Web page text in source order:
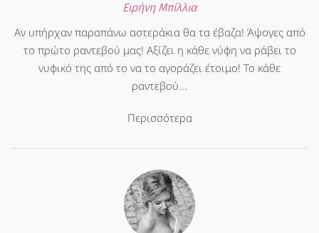
Ειρήνη Μπίλλια
Αν υπήρχαν παραπάνω αστεράκια θα τα έβαζα! Άψογες από
το πρώτο ραντεβού μας! Αξίζει η κάθε νύφη να ράβει το
νυφικό της από το να το αγοράζει έτοιμο! Το κάθε
ραντεβού...
Περισσότερα